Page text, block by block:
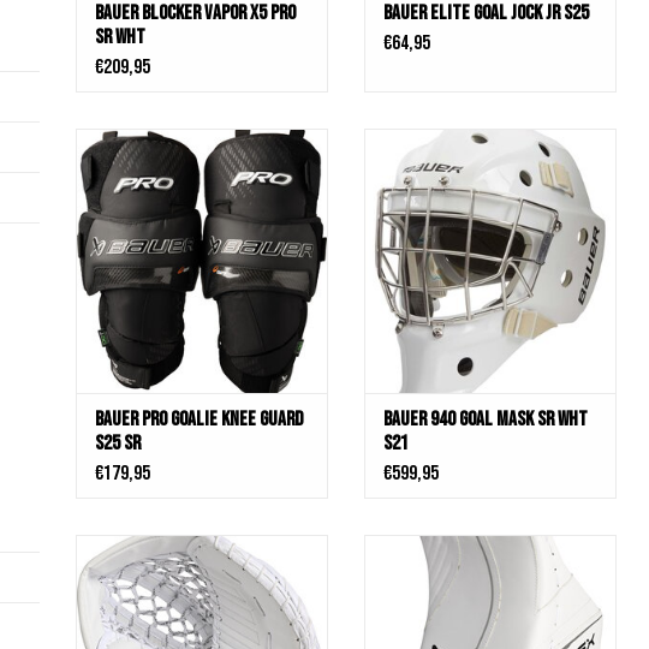
Bauer Blocker Vapor X5 Pro
Sr Wht
€209,95
Bauer Elite Goal Jock JR S25
€64,95
Bauer Pro Goalie Knee Guard S25 SR
TOEVOEGEN AAN WINKELWAGEN
Bauer Pro Goalie Knee Guard
S25 SR
€179,95
Bauer 940 Goal Mask Sr Wht s21
TOEVOEGEN AAN WINKELWAGEN
Bauer 940 Goal Mask Sr Wht
s21
€599,95
Bauer Catcher GSX S23 Jr Wht
TOEVOEGEN AAN WINKELWAGEN
Bauer Blocker GSX S23 Jr Wht
TOEVOEGEN AAN WINKELWAGEN